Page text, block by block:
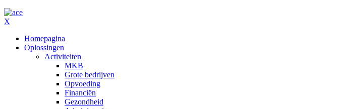
X
Homepagina
Oplossingen
Activiteiten
MKB
Grote bedrijven
Opvoeding
Financiën
Gezondheid